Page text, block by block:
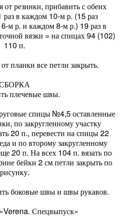
резинки, прибавить с обеих
раз в каждом 10-м р. (15 раз
м р. и каждом 8-м р.) 19 раз в
вязки = на спицах 94 (102)
110 п.
планки все петли закрыть.
плечевые швы.
спицы №4,5 оставленные
по закругленному участку
20 п., перевести на спицы 22
и по второму закругленному
20 п. На всех 104 п. вязать по
бейки 2 см петли закрыть по
рисунку.
боковые швы и швы рукавов.
Спецвыпуск»